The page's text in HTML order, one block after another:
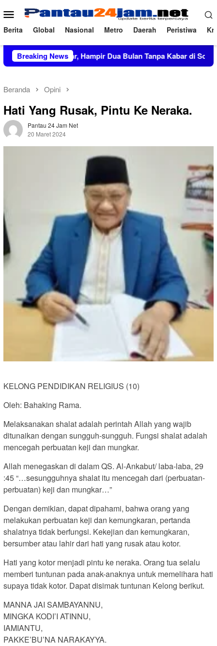
ke
konten
Menu
Mobile
Berita Global Nasional Metro Daerah Peristiwa
Breaking News
Miliar, Hampir Dua Bulan Tanpa Kabar di Soppeng
Beranda Opini
Hati Yang Rusak, Pintu Ke Neraka.
Pantau 24 Jam Net
20 Maret 2024
KELONG PENDIDIKAN RELIGIUS (10)
Oleh: Bahaking Rama.
Melaksanakan shalat adalah perintah Allah yang wajib
ditunaikan dengan sungguh-sungguh. Fungsi shalat adalah
mencegah perbuatan keji dan mungkar.
Allah menegaskan di dalam QS. Al-Ankabut/ laba-laba, 29
:45 “…sesungguhnya shalat itu mencegah dari (perbuatan-
perbuatan) keji dan mungkar…”
Dengan demikian, dapat dipahami, bahwa orang yang
melakukan perbuatan keji dan kemungkaran, pertanda
shalatnya tidak berfungsi. Kekejian dan kemungkaran,
bersumber atau lahir dari hati yang rusak atau kotor.
Hati yang kotor menjadi pintu ke neraka. Orang tua selalu
memberi tuntunan pada anak-anaknya untuk memelihara hati
supaya tidak kotor. Dapat disimak tuntunan Kelong berikut.
MANNA JAI SAMBAYANNU,
MINGKA KODI’I ATINNU,
IAMIANTU,
PAKKE’BU’NA NARAKAYYA.